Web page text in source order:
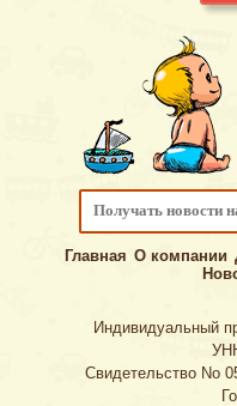
Главная О компании
Индивидуальный
Свидетельство No